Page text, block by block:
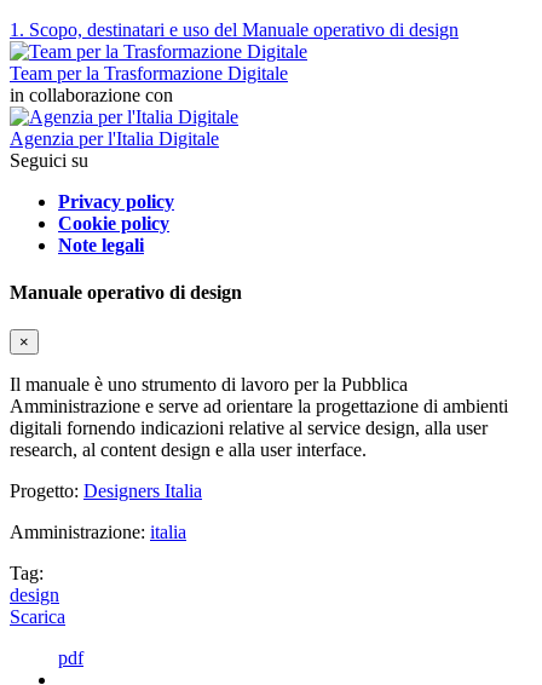
1. Scopo, destinatari e uso del Manuale operativo di design
Team per la Trasformazione Digitale
in collaborazione con
Agenzia per l'Italia Digitale
Seguici su
Privacy policy
Cookie policy
Note legali
Manuale operativo di design
×
Il manuale è uno strumento di lavoro per la Pubblica
Amministrazione e serve ad orientare la progettazione di ambienti
digitali fornendo indicazioni relative al service design, alla user
research, al content design e alla user interface.
Progetto: Designers Italia
Amministrazione: italia
Tag:
design
Scarica
pdf